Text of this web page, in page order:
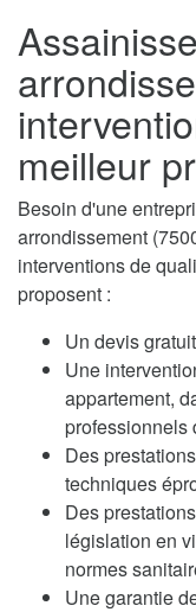
meilleur
Besoin d'une
arrondissement
interventions de
proposent :
Un devis
Une
appartement,
professionnels
Des
techniques
Des
législation en
normes
Une garantie